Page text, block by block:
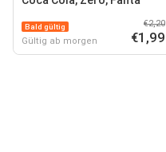
Bald gültig
Gültig ab morgen
€2,20
€1,99